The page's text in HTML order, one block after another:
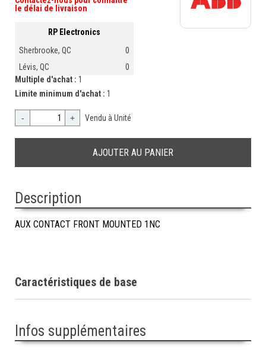
le délai de livraison
RP Electronics
Sherbrooke, QC
0
Lévis, QC
0
Multiple d'achat : 1
Limite minimum d'achat : 1
- + Vendu à Unité
Description
AUX CONTACT FRONT MOUNTED 1NC
Caractéristiques de base
Infos supplémentaires